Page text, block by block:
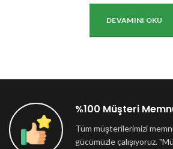
DEVAMINI OKU
%100 Müşteri
Tüm müşterilerimizi
gücümüzle çalışıyoruz.